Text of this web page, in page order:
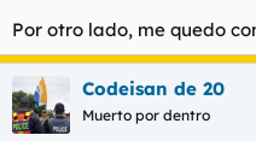
Por otro lado, me quedo
Codeisan de 20
Muerto por dentro